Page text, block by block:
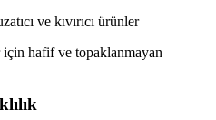
ve kıvırıcı ürünler
hafif ve topaklanmayan